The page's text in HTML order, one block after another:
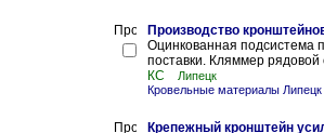
Производство
Оцинкованная подсистема
поставки. Кляммер
КС
Липецк
Кровельные материалы Липецк
Крепежный кронштейн